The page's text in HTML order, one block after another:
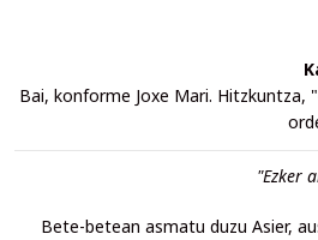
Bai, konforme Joxe Mari. Hitzkuntza,
"Ezker
Bete-betean asmatu duzu Asier,